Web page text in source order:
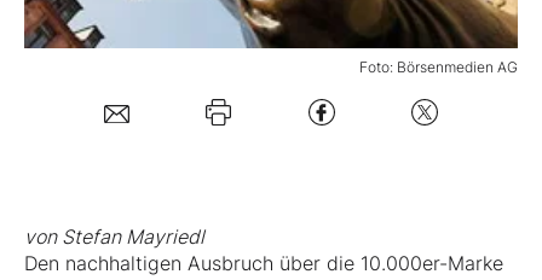
Kontakt
Foto: Börsenmedien AG
von Stefan Mayriedl
Den nachhaltigen Ausbruch über die 10.000er-Marke